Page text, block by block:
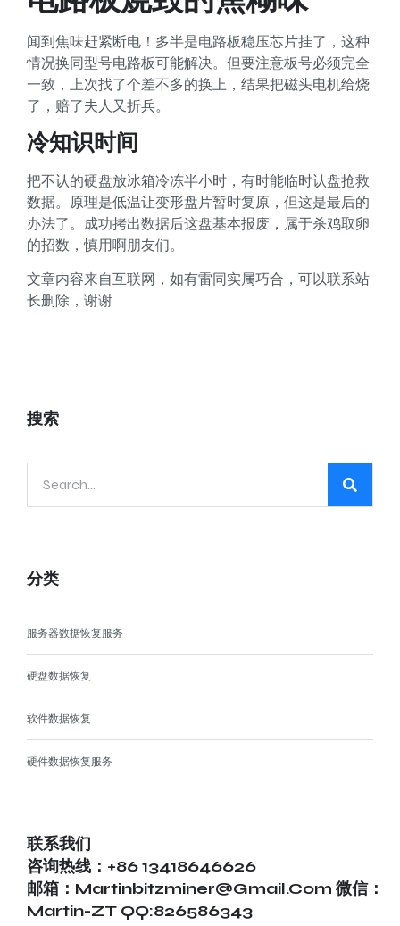
闻到焦味赶紧断电！多半是电路板稳压芯片挂了，这种
情况换同型号电路板可能解决。但要注意板号必须完全
一致，上次找了个差不多的换上，结果把磁头电机给烧
了，赔了夫人又折兵。
冷知识时间
把不认的硬盘放冰箱冷冻半小时，有时能临时认盘抢救
数据。原理是低温让变形盘片暂时复原，但这是最后的
办法了。成功拷出数据后这盘基本报废，属于杀鸡取卵
的招数，慎用啊朋友们。
文章内容来自互联网，如有雷同实属巧合，可以联系站
长删除，谢谢
搜索
分类
服务器数据恢复服务
硬盘数据恢复
软件数据恢复
硬件数据恢复服务
联系我们
咨询热线：+86 13418646626
邮箱：martinbitzminer@gmail.com 微信：
Martin-ZT QQ:826586343